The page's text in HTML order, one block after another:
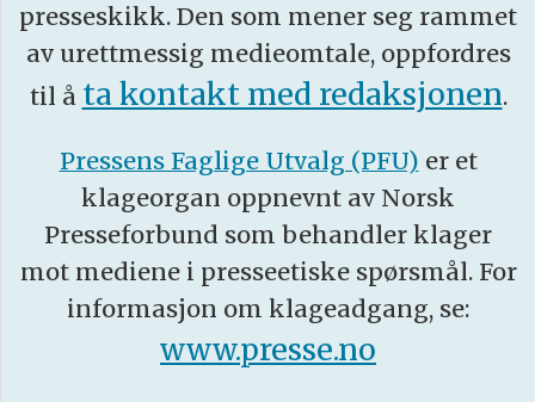
presseskikk. Den som mener seg rammet
av urettmessig medieomtale, oppfordres
til å ta kontakt med redaksjonen.
Pressens Faglige Utvalg (PFU) er et
klageorgan oppnevnt av Norsk
Presseforbund som behandler klager
mot mediene i presseetiske spørsmål. For
informasjon om klageadgang, se:
www.presse.no